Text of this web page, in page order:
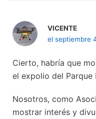
VICENTE
el septiembre
Cierto, habría que
el expolio del Parque
Nosotros, como
mostrar interés y